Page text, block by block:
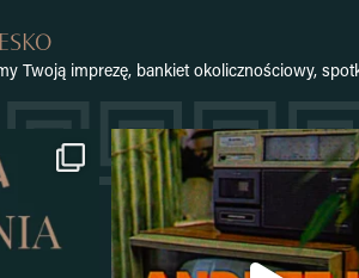
Twoją imprezę, bankiet okolicznościowy,